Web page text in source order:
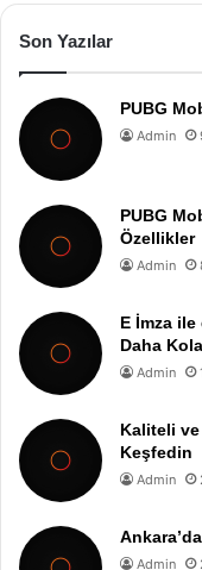
Son Yazılar
PUBG
Admin
PUBG
Özellikler
Admin
E İmza
Daha
Admin
Kaliteli ve
Keşfedin
Admin
Admin